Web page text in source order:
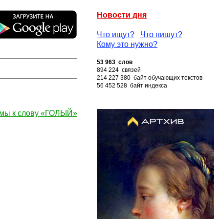
Новости дня
Что ищут?
Что пишут?
Кому это нужно?
53 963 слов
894 224 связей
214 227 380 байт обучающих текстов
56 452 528 байт индекса
к слову «ГОЛЫЙ»